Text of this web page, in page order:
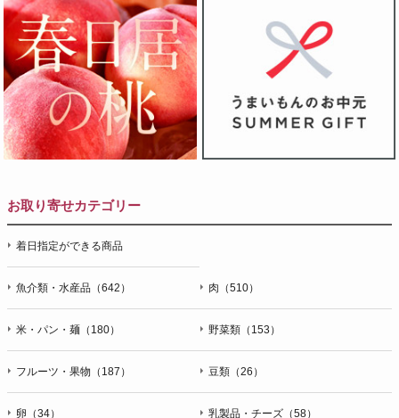
お取り寄せカテゴリー
着日指定ができる商品
魚介類・水産品（642） 肉（510）
米・パン・麺（180） 野菜類（153）
フルーツ・果物（187） 豆類（26）
卵（34） 乳製品・チーズ（58）